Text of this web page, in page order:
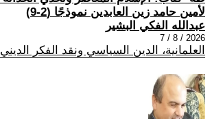
لأمين حامد زين العابدين نموذجًا (2-9)
عبدالله الفكي البشير
2026 / 8 / 7
العلمانية، الدين السياسي ونقد الفكر الديني